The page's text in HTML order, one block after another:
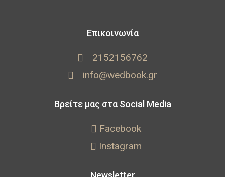
Επικοινωνία
2152156762
info@wedbook.gr
Βρείτε μας στα Social Media
Facebook
Instagram